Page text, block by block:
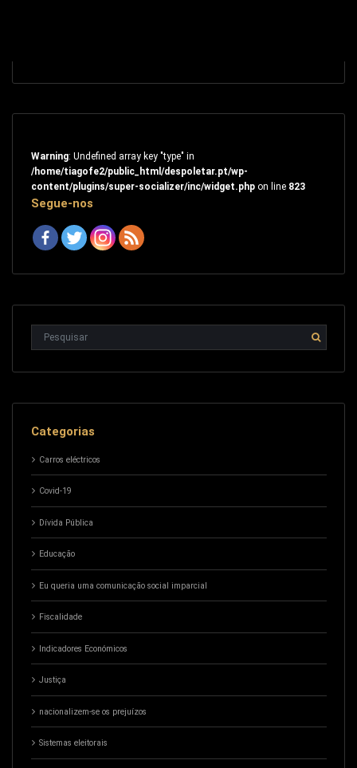
Warning: Undefined array key "type" in
/home/tiagofe2/public_html/despoletar.pt/wp-
content/plugins/super-socializer/inc/widget.phpon line 823
Segue-nos
Categorias
Carros eléctricos
Covid-19
Dívida Pública
Educação
Eu queria uma comunicação social imparcial
Fiscalidade
Indicadores Económicos
Justiça
nacionalizem-se os prejuízos
Sistemas eleitorais